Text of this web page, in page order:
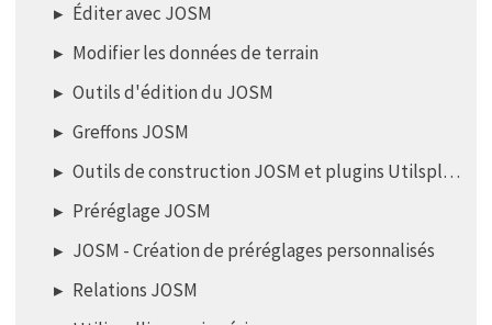
Éditer avec JOSM
Modifier les données de terrain
Outils d'édition du JOSM
Greffons JOSM
Outils de construction JOSM et plugins Utilsplugin2
Préréglage JOSM
JOSM - Création de préréglages personnalisés
Relations JOSM